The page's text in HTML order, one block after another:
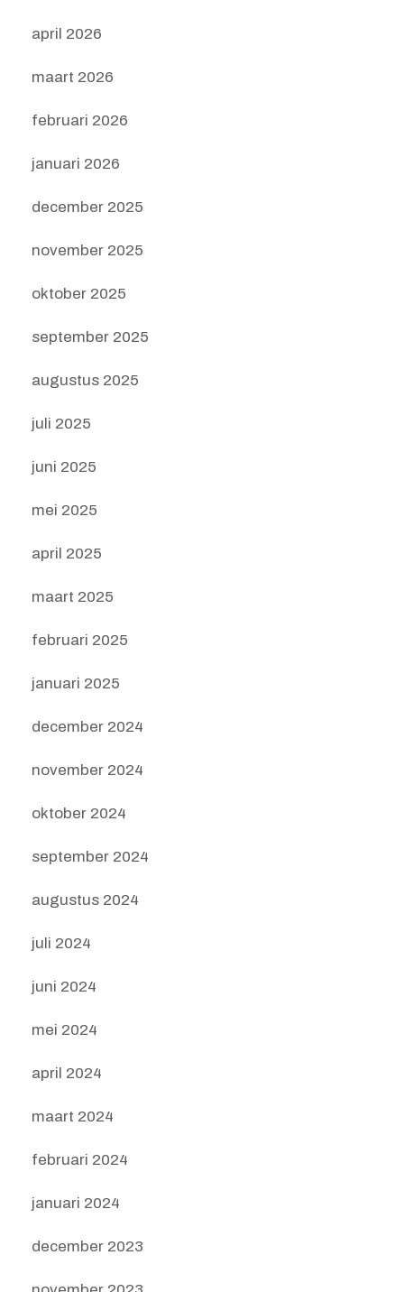
april 2026
maart 2026
februari 2026
januari 2026
december 2025
november 2025
oktober 2025
september 2025
augustus 2025
juli 2025
juni 2025
mei 2025
april 2025
maart 2025
februari 2025
januari 2025
december 2024
november 2024
oktober 2024
september 2024
augustus 2024
juli 2024
juni 2024
mei 2024
april 2024
maart 2024
februari 2024
januari 2024
december 2023